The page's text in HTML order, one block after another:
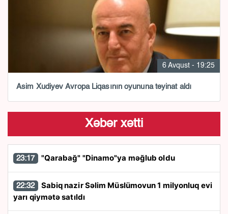
6 Avqust - 19:25
Asim Xudiyev Avropa Liqasının oyununa təyinat aldı
Xəbər xətti
23:17 "Qarabağ" "Dinamo"ya məğlub oldu
22:32
yarı qiymətə satıldı